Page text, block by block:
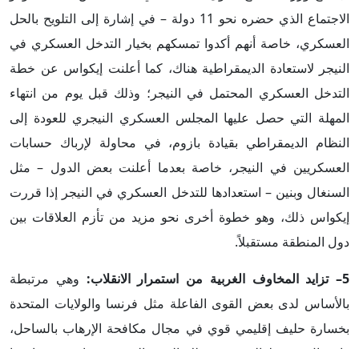
الاجتماع الذي حضره نحو 11 دولة – في إشارة إلى التلويح بالحل
العسكري، خاصة أنهم أكدوا تمسكهم بخيار التدخل العسكري في
النيجر لاستعادة الديمقراطية هناك، كما أعلنت إيكواس عن خطة
التدخل العسكري المحتمل في النيجر؛ وذلك قبل يوم من انتهاء
المهلة التي حصل عليها المجلس العسكري النيجري للعودة إلى
النظام الديمقراطي بقيادة بازوم، في محاولة لإرباك حسابات
العسكريين في النيجر، خاصة بعدما أعلنت بعض الدول – مثل
السنغال وبنين – استعدادها للتدخل العسكري في النيجر إذا قررت
إيكواس ذلك، وهو خطوة أخرى نحو مزيد من تأزم العلاقات بين
دول المنطقة مستقبلاً.
5– تزايد المخاوف الغربية من استمرار الانقلاب:
وهي مرتبطة
بالأساس لدى بعض القوى الفاعلة مثل فرنسا والولايات المتحدة
بخسارة حليف إقليمي قوي في مجال مكافحة الإرهاب بالساحل،